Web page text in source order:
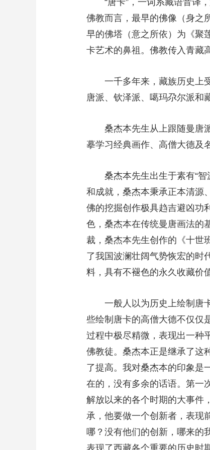
“唐卡”，一词系藏语音译
佛教而言，最早的佛像（身之
早的佛塔（意之所依）为《聚
卡艺术的鼻祖。佛教传入青藏
一千多年来，藏族历史上
唐派、钦泽派、噶玛尕尔派和
桑杰本先生从上跟随曼唐
摹学习经典画作、高僧大德及
桑杰本先生出生于素有“
和成就，桑杰本秉承正本清源
佛的挖掘创作极具趋吉避凶功
色，桑杰本在传统曼唐画法的
裁，桑杰本先生创作的《十世
了我国波澜壮阔气势恢宏的时
料，具有不褪色的永久收藏价
一般人以为历史上绘制唐
些绘制唐卡的高僧大德不仅仅
过程中极尽精微，表现出一种
佛教徒。桑杰本正是继承了这
了提高。我对桑杰本的印象是
在的，没有多余的话语。第一
解放以来的各个时期的大事件
承，他要做一个创新者，表现
哪？没有他们的创新，哪来的